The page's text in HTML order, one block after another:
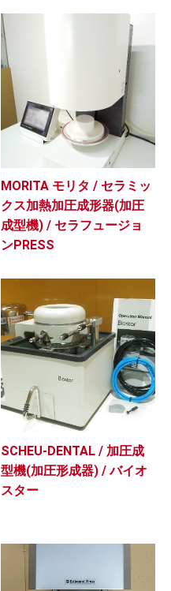
MORITA モリタ / セラミッ
クス加熱加圧成形器(加圧
成型機) / セラフュージョ
ンPRESS
SCHEU-DENTAL / 加圧成
型機(加圧形成器) / バイオ
スター